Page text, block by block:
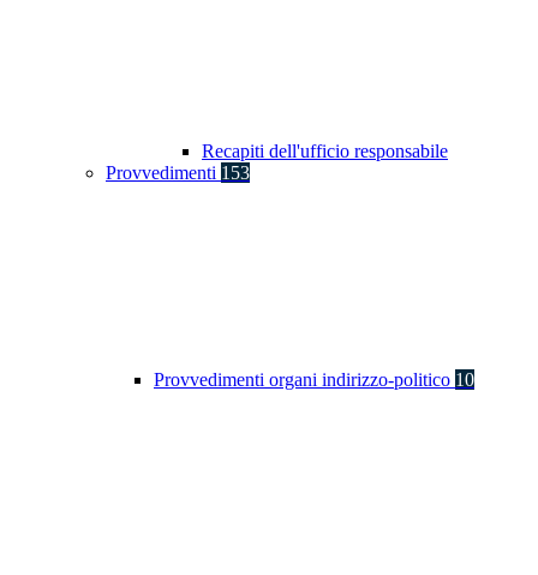
Recapiti dell'ufficio responsabile
Provvedimenti 153
Provvedimenti organi indirizzo-politico 10